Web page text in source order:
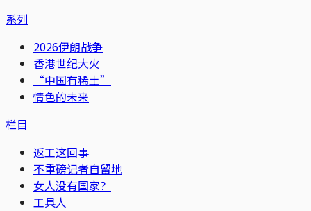
系列
2026伊朗战争
香港世纪大火
“中国有稀土”
情色的未来
栏目
返工这回事
不重磅记者自留地
女人没有国家？
工具人